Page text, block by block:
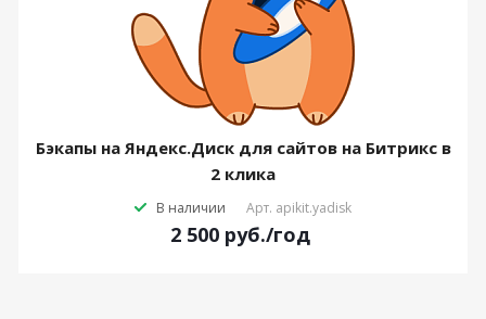
Бэкапы на Яндекс.Диск для сайтов на Битрикс в
2 клика
В наличии Арт. apikit.yadisk
2 500 руб./год